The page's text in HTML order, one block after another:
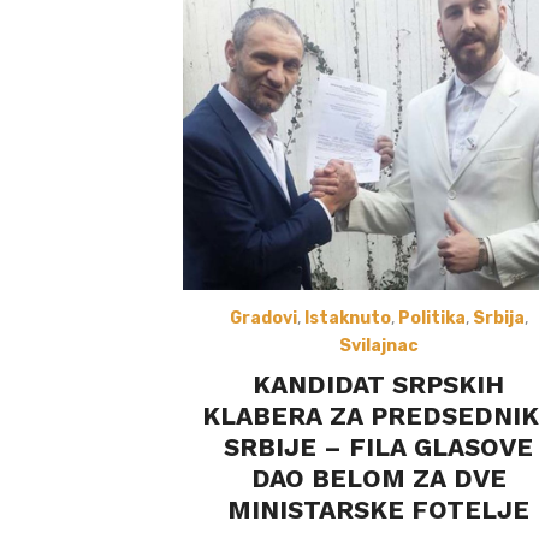
Gradovi, Istaknuto, Politika, Srbija,
Svilajnac
KANDIDAT SRPSKIH
KLABERA ZA
SRBIJE – FILA GLASOVE
DAO BELOM ZA DVE
MINISTARSKE FOTELJE